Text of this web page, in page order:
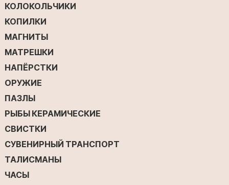
КОЛОКОЛЬЧИКИ
КОПИЛКИ
МАГНИТЫ
МАТРЕШКИ
НАПЁРСТКИ
ОРУЖИЕ
ПАЗЛЫ
РЫБЫ КЕРАМИЧЕСКИЕ
СВИСТКИ
СУВЕНИРНЫЙ ТРАНСПОРТ
ТАЛИСМАНЫ
ЧАСЫ